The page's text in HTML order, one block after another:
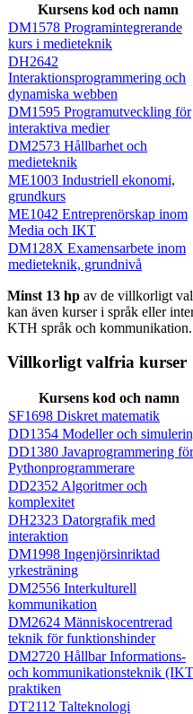
Kursens kod och namn
DM1578 Programintegrerande
kurs i medieteknik
DH2642
Interaktionsprogrammering och
dynamiska webben
DM1595 Programutveckling för
interaktiva medier
DM2573 Hållbarhet och
medieteknik
ME1003 Industriell ekonomi,
grundkurs
ME1042 Entreprenörskap inom
Media och IKT
DM128X Examensarbete inom
medieteknik, grundnivå
Minst 13 hp av de villkorligt
kan även kurser i språk eller
KTH språk och kommunikation.
Villkorligt valfria kurser
Kursens kod och namn
SF1698 Diskret matematik
DD1354 Modeller och
DD1380 Javaprogrammering för
Pythonprogrammerare
DD2352 Algoritmer och
komplexitet
DH2323 Datorgrafik med
interaktion
DM1998 Ingenjörsinriktad
yrkesträning
DM2556 Interkulturell
kommunikation
DM2624 Människocentrerad
teknik för funktionshinder
DM2720 Hållbar Informations-
och kommunikationsteknik
praktiken
DT2112 Talteknologi